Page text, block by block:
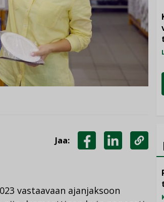
Jaa:
vastaavaan ajanjaksoon